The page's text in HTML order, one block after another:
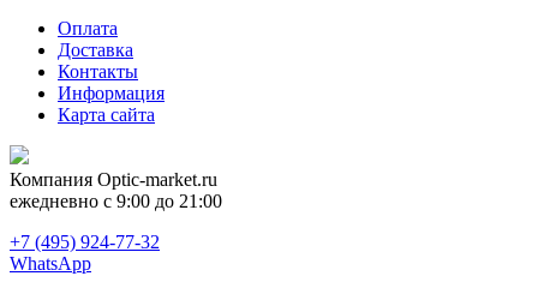
Оплата
Доставка
Контакты
Информация
Карта сайта
Компания Optic-market.ru
ежедневно с 9:00 до 21:00
+7 (495) 924-77-32
WhatsApp